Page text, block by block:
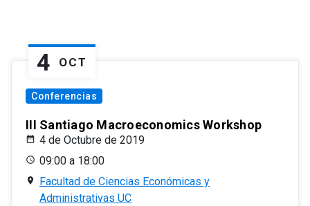
4 OCT
Conferencias
III Santiago Macroeconomics Workshop
4 de Octubre de 2019
09:00 a 18:00
Facultad de Ciencias Económicas y
Administrativas UC